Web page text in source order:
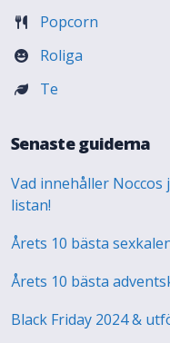
Popcorn
Roliga
Te
Senaste guiderna
Vad innehåller Noccos
listan!
Årets 10 bästa
Årets 10 bästa
Black Friday 2024 &